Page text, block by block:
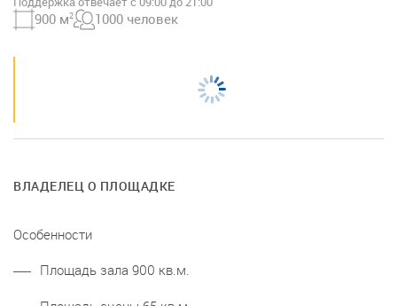
900 м2 1000 человек
ВЛАДЕЛЕЦ О ПЛОЩАДКЕ
Особенности
Площадь зала 900 кв.м.